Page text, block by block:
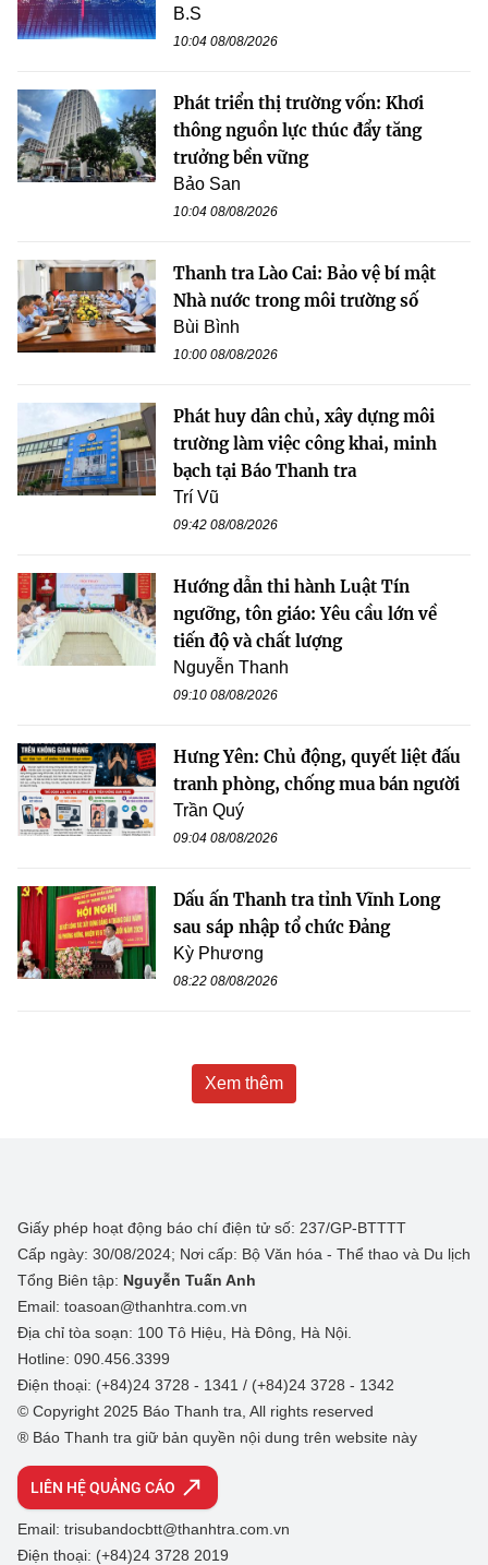
B.S
10:04 08/08/2026
Phát triển thị trường vốn: Khơi
thông nguồn lực thúc đẩy tăng
trưởng bền vững
Bảo San
10:04 08/08/2026
Thanh tra Lào Cai: Bảo vệ bí mật
Nhà nước trong môi trường số
Bùi Bình
10:00 08/08/2026
Phát huy dân chủ, xây dựng môi
trường làm việc công khai, minh
bạch tại Báo Thanh tra
Trí Vũ
09:42 08/08/2026
Hướng dẫn thi hành Luật Tín
ngưỡng, tôn giáo: Yêu cầu lớn về
tiến độ và chất lượng
Nguyễn Thanh
09:10 08/08/2026
Hưng Yên: Chủ động, quyết liệt đấu
tranh phòng, chống mua bán người
Trần Quý
09:04 08/08/2026
Dấu ấn Thanh tra tỉnh Vĩnh Long
sau sáp nhập tổ chức Đảng
Kỳ Phương
08:22 08/08/2026
Xem thêm
Giấy phép hoạt động báo chí điện tử số: 237/GP-BTTTT
Cấp ngày: 30/08/2024; Nơi cấp: Bộ Văn hóa - Thể thao và Du lịch
Tổng Biên tập: Nguyễn Tuấn Anh
Email: toasoan@thanhtra.com.vn
Địa chỉ tòa soạn: 100 Tô Hiệu, Hà Đông, Hà Nội.
Hotline: 090.456.3399
Điện thoại: (+84)24 3728 - 1341 / (+84)24 3728 - 1342
© Copyright 2025 Báo Thanh tra, All rights reserved
® Báo Thanh tra giữ bản quyền nội dung trên website này
LIÊN HỆ QUẢNG CÁO
Email: trisubandocbtt@thanhtra.com.vn
Điện thoại: (+84)24 3728 2019